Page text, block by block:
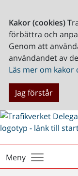
Kakor (cookies)
förbättra och
Genom att
användandet av
Läs mer om
Jag förstår
Meny